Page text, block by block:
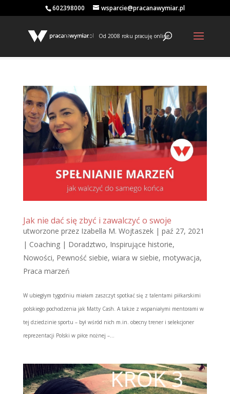
602398000 wsparcie@pracanawymiar.pl
Od 2008 roku pracuję online
Jak nie dać się zbyć i zawalczyć o swoje
utworzone przez Izabella M. Wojtaszek| paź 27, 2021
| Coaching | Doradztwo, Inspirujące historie,
Nowości, Pewność siebie, wiara w siebie, motywacja,
Praca marzeń
W ubiegłym tygodniu miałam zaszczyt spotkać się z talentami piłkarskimi
polskiego pochodzenia jak Matty Cash. A także z wspaniałymi mentorami w
tej dziedzinie sportu – był wśród nich m.in. obecny trener i selekcjoner
reprezentacji Polski w piłce nożnej –...